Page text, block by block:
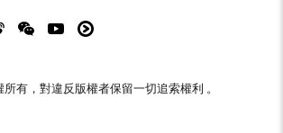
有，對違反版權者保留一切追索權利 。